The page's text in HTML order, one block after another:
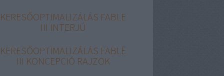
KERESŐOPTIMALIZÁLÁS FABLE
III INTERJÚ
KERESŐOPTIMALIZÁLÁS FABLE
III KONCEPCIÓ RAJZOK